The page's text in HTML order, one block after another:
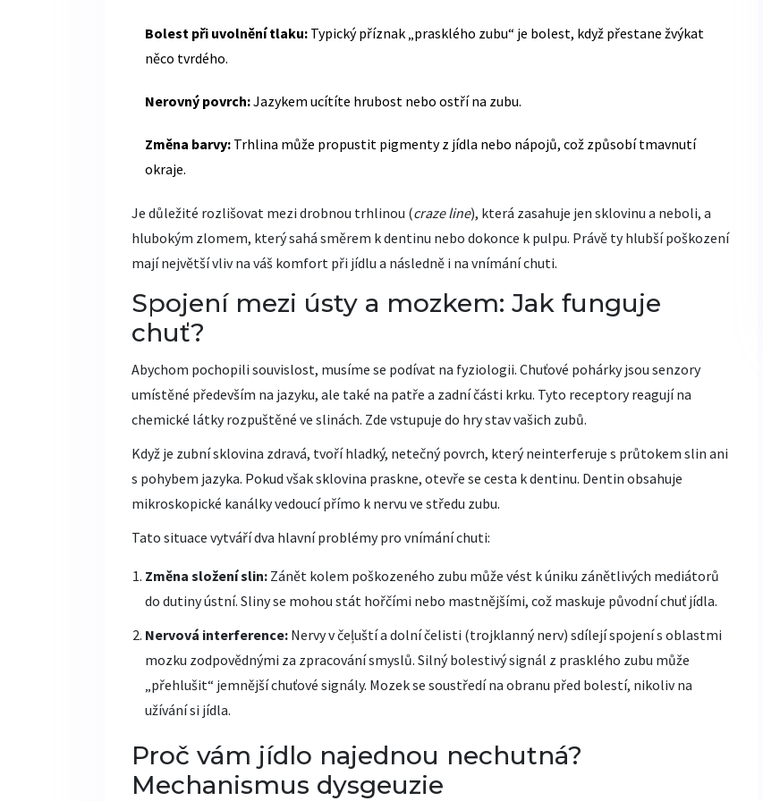
Bolest při uvolnění tlaku: Typický příznak „prasklého zubu“ je bolest, když přestane žvýkat
něco tvrdého.
Nerovný povrch:Jazykem ucítíte hrubost nebo ostří na zubu.
Změna barvy: Trhlina může propustit pigmenty z jídla nebo nápojů, což způsobí tmavnutí
okraje.
Je důležité rozlišovat mezi drobnou trhlinou (craze line), která zasahuje jen sklovinu a neboli, a
hlubokým zlomem, který sahá směrem k dentinu nebo dokonce k pulpu. Právě ty hlubší poškození
mají největší vliv na váš komfort při jídlu a následně i na vnímání chuti.
Spojení mezi ústy a mozkem: Jak funguje
chuť?
Abychom pochopili souvislost, musíme se podívat na fyziologii. Chuťové pohárky jsou senzory
umístěné především na jazyku, ale také na patře a zadní části krku. Tyto receptory reagují na
chemické látky rozpuštěné ve slinách. Zde vstupuje do hry stav vašich zubů.
Když je zubní sklovina zdravá, tvoří hladký, netečný povrch, který neinterferuje s průtokem slin ani
s pohybem jazyka. Pokud však sklovina praskne, otevře se cesta kdentinu. Dentin obsahuje
mikroskopické kanálky vedoucí přímo k nervu ve středu zubu.
Tato situace vytváří dva hlavní problémy pro vnímání chuti:
Změna složení slin: Zánět kolem poškozeného zubu může vést k úniku zánětlivých mediátorů
do dutiny ústní. Sliny se mohou stát hořčími nebo mastnějšími, což maskuje původní chuť jídla.
Nervová interference: Nervy v čeļuští a dolní čelisti (trojklanný nerv) sdílejí spojení s oblastmi
mozku zodpovědnými za zpracování smyslů. Silný bolestivý signál z prasklého zubu může
„přehlušit“ jemnější chuťové signály. Mozek se soustředí na obranu před bolestí, nikoliv na
užívání si jídla.
Proč vám jídlo najednou nechutná?
Mechanismus dysgeuzie